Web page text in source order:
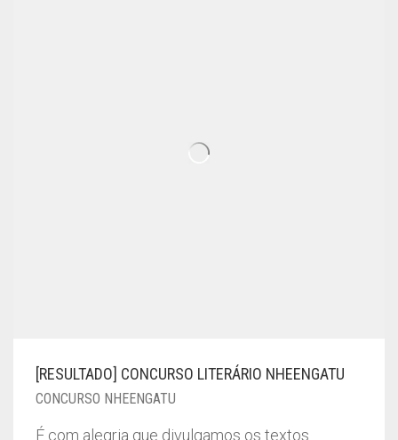
[RESULTADO] CONCURSO LITERÁRIO NHEENGATU
CONCURSO NHEENGATU
É com alegria que divulgamos os textos